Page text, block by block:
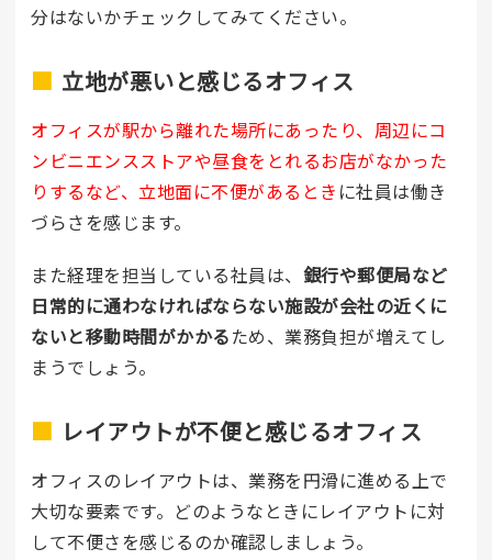
分はないかチェックしてみてください。
立地が悪いと感じるオフィス
オフィスが駅から離れた場所にあったり、周辺にコ
ンビニエンスストアや昼食をとれるお店がなかった
りするなど、立地面に不便があるとき に社員は働き
づらさを感じます。
また経理を担当している社員は、 銀行や郵便局など
日常的に通わなければならない施設が会社の近くに
ないと移動時間がかかるため、業務負担が増えてし
まうでしょう。
レイアウトが不便と感じるオフィス
オフィスのレイアウトは、業務を円滑に進める上で
大切な要素です。どのようなときにレイアウトに対
して不便さを感じるのか確認しましょう。